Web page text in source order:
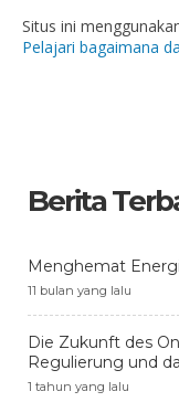
Situs ini
Pelajari bagaimana
Berita
Menghemat
11 bulan yang lalu
Die Zukunft des
Regulierung und
1 tahun yang lalu